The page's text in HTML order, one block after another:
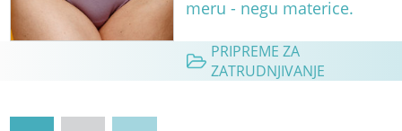
meru - negu materice.
PRIPREME ZA
ZATRUDNJIVANJE